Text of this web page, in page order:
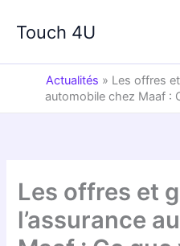
Touch 4U
Actualités » Les offres
automobile chez Maaf :
Les offres et
l’assurance